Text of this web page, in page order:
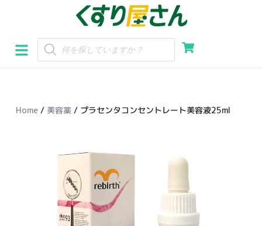
ン
テ
スHome / 美容薬 / プラセンタコンセントレート美容液25ml